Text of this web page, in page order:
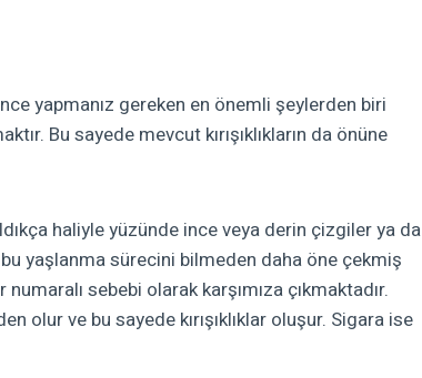
yapmanız gereken en önemli şeylerden biri
Bu sayede mevcut kırışıklıkların da önüne
haliyle yüzünde ince veya derin çizgiler ya da
yaşlanma sürecini bilmeden daha öne çekmiş
numaralı sebebi olarak karşımıza çıkmaktadır.
olur ve bu sayede kırışıklıklar oluşur. Sigara ise